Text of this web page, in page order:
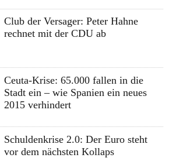
Club der Versager: Peter Hahne
rechnet mit der CDU ab
Ceuta-Krise: 65.000 fallen in die
Stadt ein – wie Spanien ein neues
2015 verhindert
Schuldenkrise 2.0: Der Euro steht
vor dem nächsten Kollaps